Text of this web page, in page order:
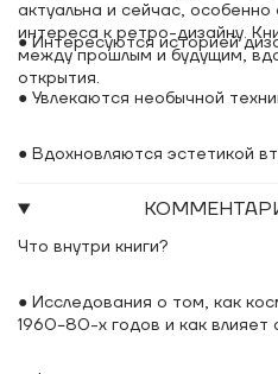
актуальна и сейчас,
интереса к ретро-дизайну.
между прошлым и будущим,
открытия.
● Интересуются историей
● Увлекаются необычной
● Вдохновляются эстетикой
Что внутри книги?
● Исследования о том, как
1960−80-х годов и как влияет